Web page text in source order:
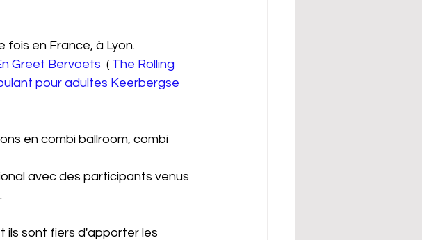
en France, à Lyon.
Greet Bervoets ( The Rolling
pour adultes Keerbergse
en combi ballroom, combi
avec des participants venus
ils sont fiers d'apporter les